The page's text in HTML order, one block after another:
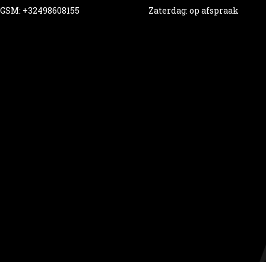
GSM: +32498608155
Zaterdag: op afspraak